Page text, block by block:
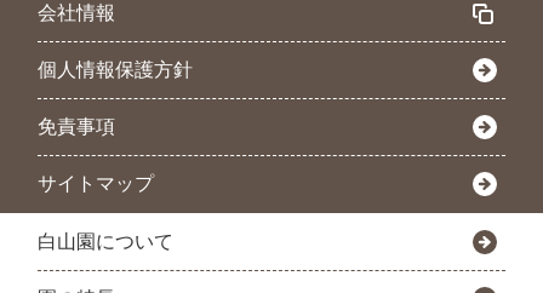
会社情報
個人情報保護方針
免責事項
サイトマップ
白山園について